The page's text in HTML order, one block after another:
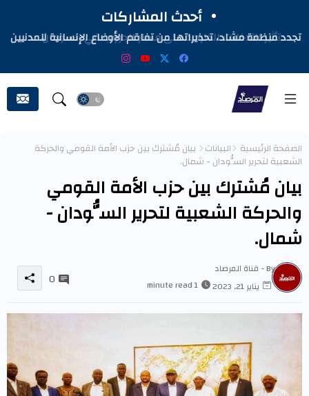
أحدث المشاركات
تجدد منظمة مشاد، تحذيراتها من تفاقم الأوضاع الإنسانية للمدنيين
المتأثرين بالحرب في السودان
الصفحة الرئيسية البيانات
بيان مُشترك بين حزب الأمة القومي والحركة
الشعبية لتحرير السُّودان - شمال.
بيان مُشترك بين حزب الأمة القومي
والحركة الشعبية لتحرير السُّودان -
شمال.
By - قناة المرصاد
يناير 21, 2023
1 minute read
0